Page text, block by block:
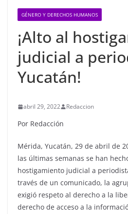
GÉNERO Y DERECHOS HUMANOS
¡Alto al
judicial a
Yucatán!
abril 29, 2022 Redaccion
Por Redacción
Mérida, Yucatán, 29 de abril de
las últimas semanas se han
hostigamiento judicial a
través de un comunicado, la
exigió respeto al derecho a la
derecho de acceso a la